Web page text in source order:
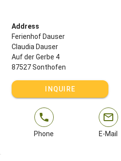
Address
Ferienhof Dauser
Claudia Dauser
Auf der Gerbe 4
87527 Sonthofen
INQUIRE
Phone E-Mail